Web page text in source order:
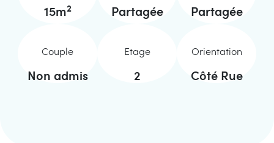
15m2 Partagée Partagée
Couple
Non admis
Etage
2
Orientation
Côté Rue